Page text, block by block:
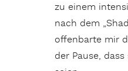
zu einem
nach dem
offenbarte mir
der Pause,